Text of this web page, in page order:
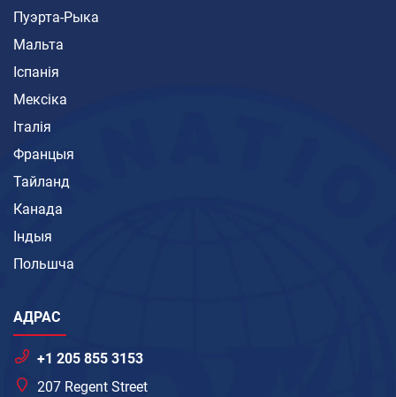
Пуэрта-Рыка
Мальта
Іспанія
Мексіка
Італія
Францыя
Тайланд
Канада
Індыя
Польшча
АДРАС
+1 205 855 3153
207 Regent Street